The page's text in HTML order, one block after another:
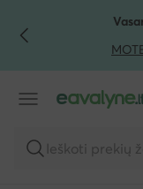
PEREITI PRIE
PEREITI Į PAIEŠKĄ
Ieškoti prekių